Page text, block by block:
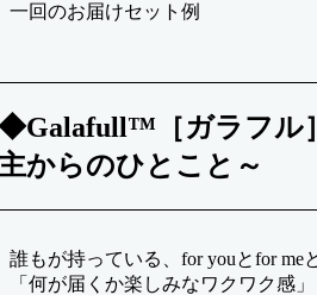
一回のお届けセット例
［ガラフル
からのひとこと～
誰もが持っている、for youとfor me
「何が届くか楽しみなワクワク感